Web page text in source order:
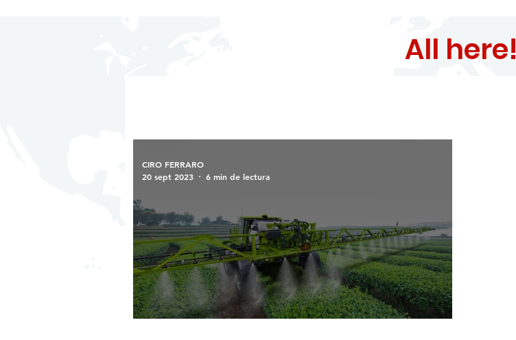
All here!
CIRO FERRARO
20 sept 2023
6 min de lectura